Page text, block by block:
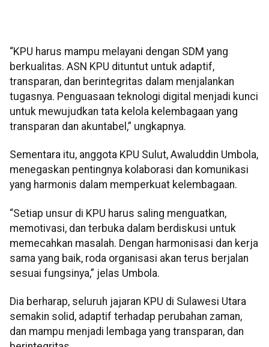
“KPU harus mampu melayani dengan SDM yang
berkualitas. ASN KPU dituntut untuk adaptif,
transparan, dan berintegritas dalam menjalankan
tugasnya. Penguasaan teknologi digital menjadi kunci
untuk mewujudkan tata kelola kelembagaan yang
transparan dan akuntabel,” ungkapnya.
Sementara itu, anggota KPU Sulut, Awaluddin Umbola,
menegaskan pentingnya kolaborasi dan komunikasi
yang harmonis dalam memperkuat kelembagaan.
“Setiap unsur di KPU harus saling menguatkan,
memotivasi, dan terbuka dalam berdiskusi untuk
memecahkan masalah. Dengan harmonisasi dan kerja
sama yang baik, roda organisasi akan terus berjalan
sesuai fungsinya,” jelas Umbola.
Dia berharap, seluruh jajaran KPU di Sulawesi Utara
semakin solid, adaptif terhadap perubahan zaman,
dan mampu menjadi lembaga yang transparan, dan